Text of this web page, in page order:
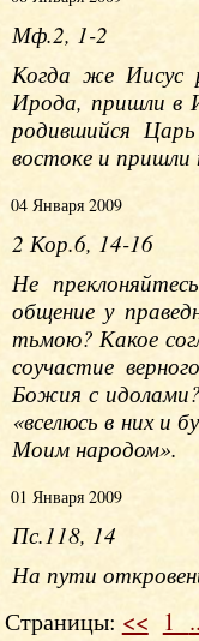
Мф.2, 1-2
Когда же Иисус
Ирода, пришли в
родившийся
востоке и
04 Января 2009
2 Кор.6, 14-16
Не
общение у
тьмою? Какое
соучастие
Божия с
«вселюсь в них и
Моим народом».
01 Января 2009
Пс.118, 14
На пути
Страницы: << 1